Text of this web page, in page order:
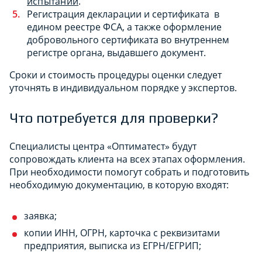
Регистрация декларации и сертификата в
едином реестре ФСА, а также оформление
добровольного сертификата во внутреннем
регистре органа, выдавшего документ.
Сроки и стоимость процедуры оценки следует
уточнять в индивидуальном порядке у экспертов.
Что потребуется для проверки?
Специалисты центра «Оптиматест» будут
сопровождать клиента на всех этапах оформления.
При необходимости помогут собрать и подготовить
необходимую документацию, в которую входят:
заявка;
копии ИНН, ОГРН, карточка с реквизитами
предприятия, выписка из ЕГРН/ЕГРИП;